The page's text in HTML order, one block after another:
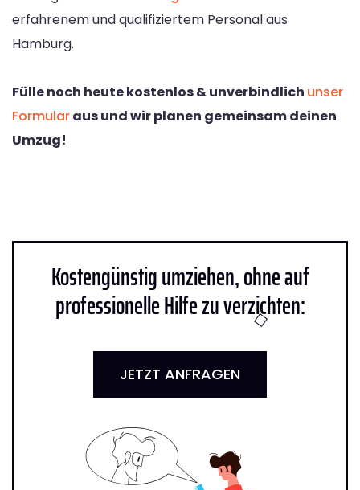
erfahrenem und qualifiziertem Personal aus
Hamburg.
Fülle noch heute kostenlos & unverbindlich unser
Formularaus und wir planen gemeinsam deinen
Umzug!
Kostengünstig umziehen, ohne auf
professionelle Hilfe zu verzichten:
JETZT ANFRAGEN